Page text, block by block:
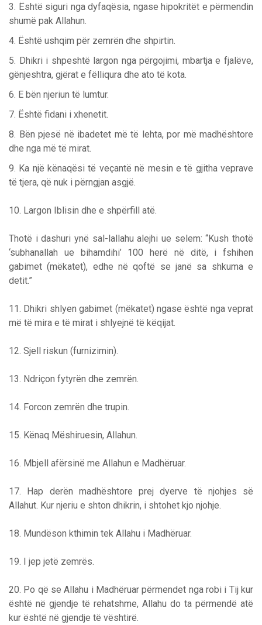
3. Është siguri nga dyfaqësia, ngase hipokritët e përmendin
shumë pak Allahun.
4. Është ushqim për zemrën dhe shpirtin.
5. Dhikri i shpeshtë largon nga përgojimi, mbartja e fjalëve,
gënjeshtra, gjërat e fëlliqura dhe ato të kota.
6. E bën njeriun të lumtur.
7. Është fidani i xhenetit.
8. Bën pjesë në ibadetet më të lehta, por më madhështore
dhe nga më të mirat.
9. Ka një kënaqësi të veçantë në mesin e të gjitha veprave
të tjera, që nuk i përngjan asgjë.
10. Largon Iblisin dhe e shpërfill atë.
Thotë i dashuri ynë sal-lallahu alejhi ue selem: “Kush thotë
‘subhanallah ue bihamdihi’ 100 herë në ditë, i fshihen
gabimet (mëkatet), edhe në qoftë se janë sa shkuma e
detit.”
11. Dhikri shlyen gabimet (mëkatet) ngase është nga veprat
më të mira e të mirat i shlyejnë të këqijat.
12. Sjell riskun (furnizimin).
13. Ndriçon fytyrën dhe zemrën.
14. Forcon zemrën dhe trupin.
15. Kënaq Mëshiruesin, Allahun.
16. Mbjell afërsinë me Allahun e Madhëruar.
17. Hap derën madhështore prej dyerve të njohjes së
Allahut. Kur njeriu e shton dhikrin, i shtohet kjo njohje.
18. Mundëson kthimin tek Allahu i Madhëruar.
19. I jep jetë zemrës.
20. Po që se Allahu i Madhëruar përmendet nga robi i Tij kur
është në gjendje të rehatshme, Allahu do ta përmendë atë
kur është në gjendje të vështirë.